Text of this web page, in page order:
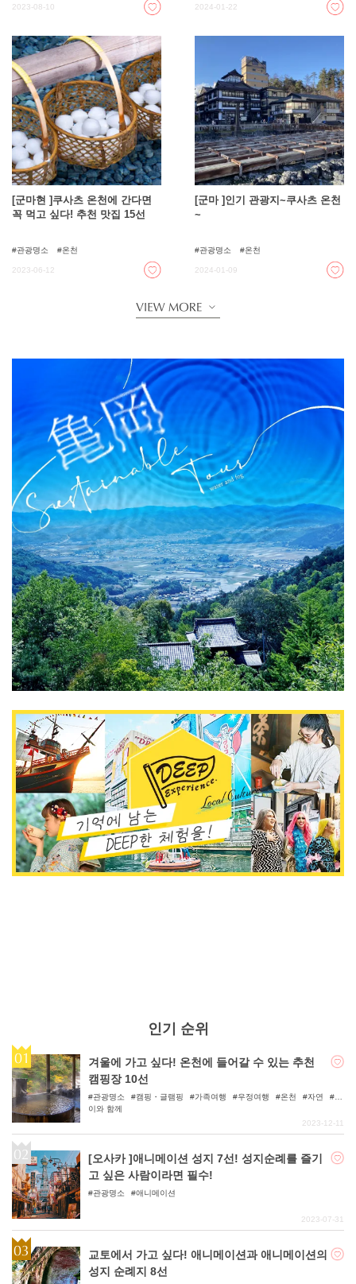
2023-08-10 2024-01-22
[군마현 ]쿠사츠 온천에 간다면
꼭 먹고 싶다! 추천 맛집 15선
관광명소 온천
2023-06-12
[군마 ]인기 관광지~쿠사츠 온천
~
관광명소 온천
2024-01-09
인기 순위
겨울에 가고 싶다! 온천에 들어갈 수 있는 추천
캠핑장 10선
관광명소 캠핑・글램핑 가족여행 우정여행 온천 자연
이와 함께
2023-12-11
[오사카 ]애니메이션 성지 7선! 성지순례를 즐기
고 싶은 사람이라면 필수!
관광명소 애니메이션
2023-07-31
교토에서 가고 싶다! 애니메이션과 애니메이션의
성지 순례지 8선